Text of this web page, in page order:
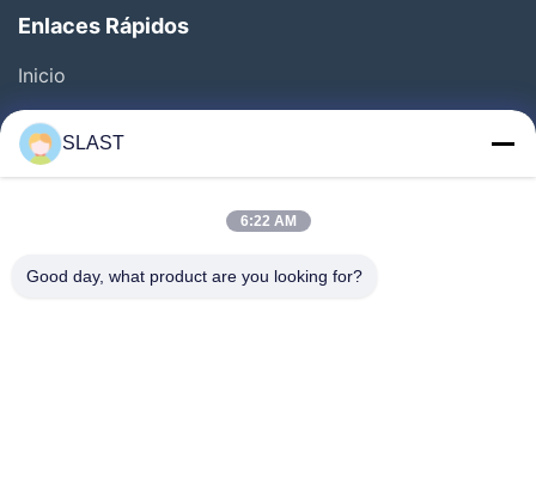
Enlaces Rápidos
Inicio
Productos
Los Vídeos
Control De Calidad
SLAST
6:22 AM
Good day, what product are you looking for?